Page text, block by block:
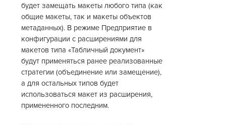
будет замещать макеты любого типа (как
общие макеты, так и макеты объектов
метаданных). В режиме Предприятие в
конфигурации с расширениями для
макетов типа «Табличный документ»
будут применяться ранее реализованные
стратегии (объединение или замещение),
а для остальных типов будет
использоваться макет из расширения,
примененного последним.